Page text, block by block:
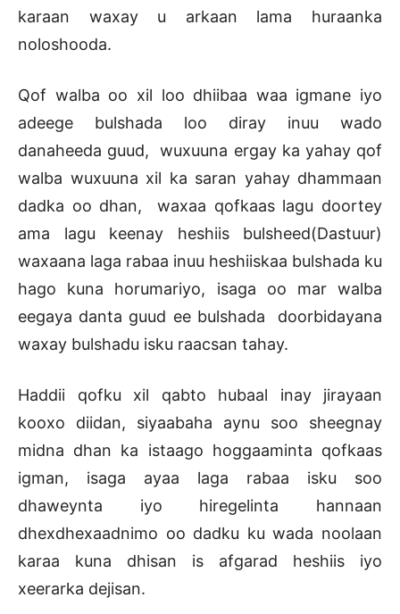
karaan waxay u arkaan lama huraanka
noloshooda.
Qof walba oo xil loo dhiibaa waa igmane iyo
adeege bulshada loo diray inuu wado
danaheeda guud, wuxuuna ergay ka yahay qof
walba wuxuuna xil ka saran yahay dhammaan
dadka oo dhan, waxaa qofkaas lagu doortey
ama lagu keenay heshiis bulsheed(Dastuur)
waxaana laga rabaa inuu heshiiskaa bulshada ku
hago kuna horumariyo, isaga oo mar walba
eegaya danta guud ee bulshada doorbidayana
waxay bulshadu isku raacsan tahay.
Haddii qofku xil qabto hubaal inay jirayaan
kooxo diidan, siyaabaha aynu soo sheegnay
midna dhan ka istaago hoggaaminta qofkaas
igman, isaga ayaa laga rabaa isku soo
dhaweynta iyo hiregelinta hannaan
dhexdhexaadnimo oo dadku ku wada noolaan
karaa kuna dhisan is afgarad heshiis iyo
xeerarka dejisan.